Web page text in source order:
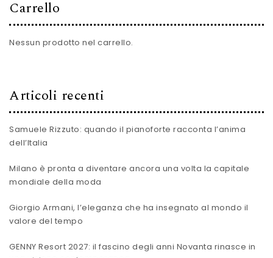
Carrello
Nessun prodotto nel carrello.
Articoli recenti
Samuele Rizzuto: quando il pianoforte racconta l’anima
dell’Italia
Milano è pronta a diventare ancora una volta la capitale
mondiale della moda
Giorgio Armani, l’eleganza che ha insegnato al mondo il
valore del tempo
GENNY Resort 2027: il fascino degli anni Novanta rinasce in